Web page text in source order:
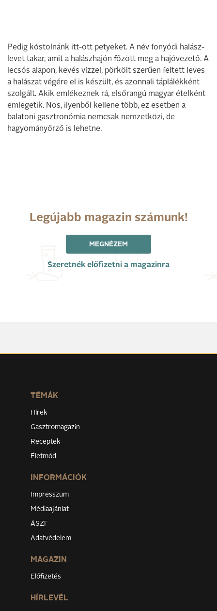
Pedig kóstolnánk itt­-ott petyeket. A név fonyódi halász­
levet takar, amit a halászhajón főzött meg a hajóvezető. A
lecsós alapon, kevés vízzel, pörkölt­ szerűen feltett leves
a halászat végére el is készült, és azonnali táplálékként
szolgált. Akik em­lékeznek rá, elsőrangú magyar ételként
emlegetik. Nos, ilyen­ből kellene több, ez esetben a
balatoni gasztronómia nemcsak nemzetközi, de
hagyományőrző is lehetne.
Legújabb magazin számunk!
MEGNÉZEM
Szeretnék előfizetni a magazinra
TÉMÁK
Hírek
Gasztromagazin
Receptek
Életmód
INFORMÁCIÓK
Impresszum
Médiaajánlat
ÁSZF
Adatvédelem
MAGAZIN
Előfizetés
HÍRLEVÉL